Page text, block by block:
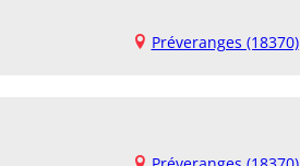
Préveranges (18370)